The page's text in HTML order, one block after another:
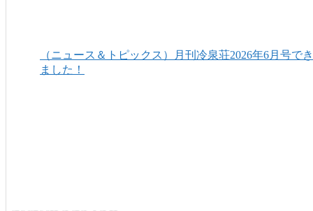
（ニュース＆トピックス）月刊冷泉荘2026年6月号でき
ました！